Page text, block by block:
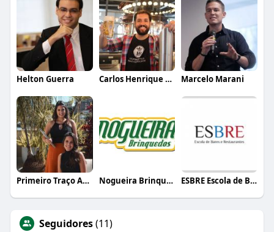
Helton Guerra Carlos Henrique de Faria Vasconcelos Marcelo Marani
Primeiro Traço Arquitetura Nogueira Brinquedos ESBRE Escola de Bares e Restaurantes
Seguidores(11)